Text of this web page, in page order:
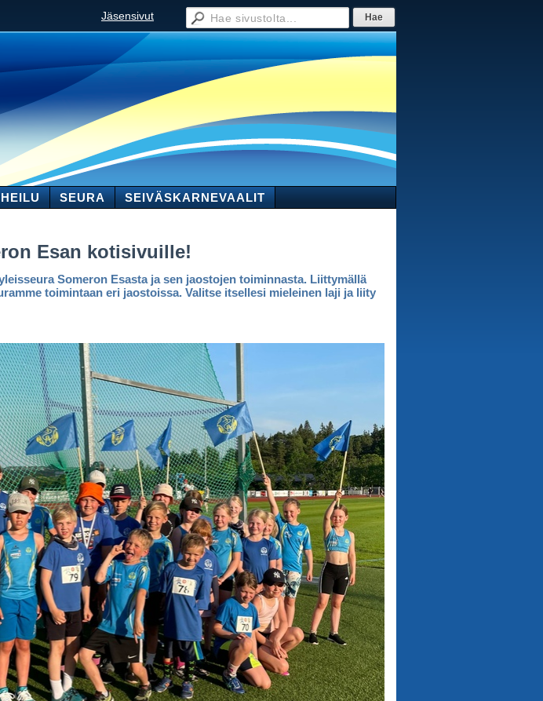
Jäsensivut
SEURA SEIVÄSKARNEVAALIT
Esan kotisivuille!
Someron Esasta ja sen jaostojen toiminnasta. Liittymällä
toimintaan eri jaostoissa. Valitse itsellesi mieleinen laji ja liity